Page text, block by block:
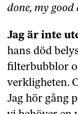
done, my
Jag är inte
hans död
filterbubblor
verkligheten.
Jag hör gång